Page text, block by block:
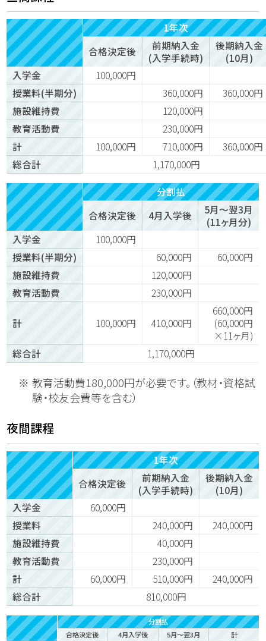
1年次
合格決定後
前期納入金
(入学手続時)
後期納入金
(10月)
入学金
100,000円
授業料(半期分)
360,000円
360,000円
施設維持費
120,000円
教育活動費
230,000円
計
100,000円 710,000円
360,000円
総合計
1,170,000円
分割払
合格決定後
4月入学後
5月～翌3月
(11ヶ月分)
入学金
100,000円
授業料(半期分)
60,000円
60,000円
施設維持費
120,000円
教育活動費
230,000円
計 100,000円 410,000円
660,000円
(60,000円
×11ヶ月)
総合計
1,170,000円
教育活動費180,000円が必要です。（教材・資格試
験・校友会費等を含む）
夜間課程
1年次
合格決定後
前期納入金
(入学手続時)
後期納入金
(10月)
入学金
60,000円
授業料
240,000円
240,000円
施設維持費
40,000円
教育活動費
230,000円
計
60,000円 510,000円
240,000円
総合計
810,000円
分割払
合格決定後
4月入学後 5月～翌3月
計